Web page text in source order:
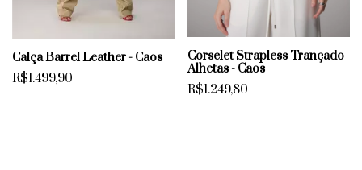
Calça Barrel Leather - Caos
R$1.499,90
Corselet Strapless Trançado
Alhetas - Caos
R$1.249,80